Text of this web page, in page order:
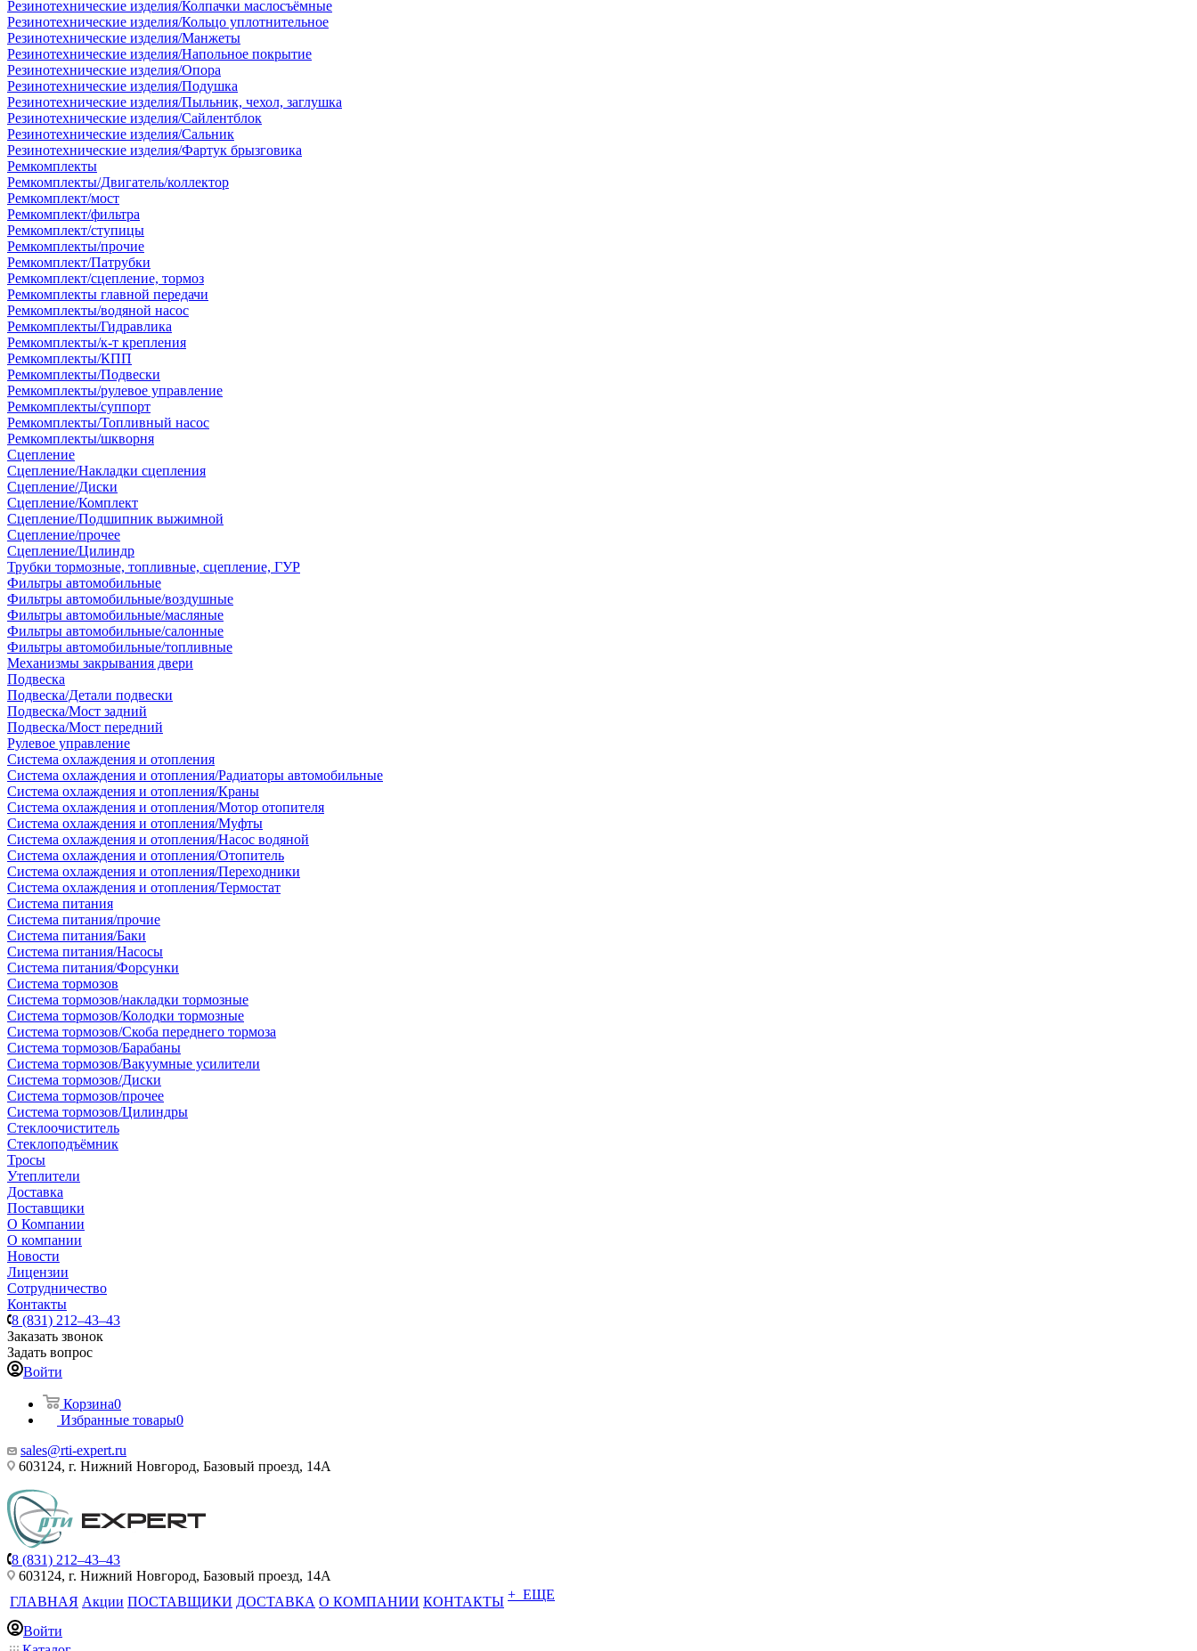
Резинотехнические изделия/Колпачки маслосъёмные
Резинотехнические изделия/Кольцо уплотнительное
Резинотехнические изделия/Манжеты
Резинотехнические изделия/Напольное покрытие
Резинотехнические изделия/Опора
Резинотехнические изделия/Подушка
Резинотехнические изделия/Пыльник, чехол, заглушка
Резинотехнические изделия/Сайлентблок
Резинотехнические изделия/Сальник
Резинотехнические изделия/Фартук брызговика
Ремкомплекты
Ремкомплекты/Двигатель/коллектор
Ремкомплект/мост
Ремкомплект/фильтра
Ремкомплект/ступицы
Ремкомплекты/прочие
Ремкомплект/Патрубки
Ремкомплект/сцепление, тормоз
Ремкомплекты главной передачи
Ремкомплекты/водяной насос
Ремкомплекты/Гидравлика
Ремкомплекты/к-т крепления
Ремкомплекты/КПП
Ремкомплекты/Подвески
Ремкомплекты/рулевое управление
Ремкомплекты/суппорт
Ремкомплекты/Топливный насос
Ремкомплекты/шкворня
Сцепление
Сцепление/Накладки сцепления
Сцепление/Диски
Сцепление/Комплект
Сцепление/Подшипник выжимной
Сцепление/прочее
Сцепление/Цилиндр
Трубки тормозные, топливные, сцепление, ГУР
Фильтры автомобильные
Фильтры автомобильные/воздушные
Фильтры автомобильные/масляные
Фильтры автомобильные/салонные
Фильтры автомобильные/топливные
Механизмы закрывания двери
Подвеска
Подвеска/Детали подвески
Подвеска/Мост задний
Подвеска/Мост передний
Рулевое управление
Система охлаждения и отопления
Система охлаждения и отопления/Радиаторы автомобильные
Система охлаждения и отопления/Краны
Система охлаждения и отопления/Мотор отопителя
Система охлаждения и отопления/Муфты
Система охлаждения и отопления/Насос водяной
Система охлаждения и отопления/Отопитель
Система охлаждения и отопления/Переходники
Система охлаждения и отопления/Термостат
Система питания
Система питания/прочие
Система питания/Баки
Система питания/Насосы
Система питания/Форсунки
Система тормозов
Система тормозов/накладки тормозные
Система тормозов/Колодки тормозные
Система тормозов/Скоба переднего тормоза
Система тормозов/Барабаны
Система тормозов/Вакуумные усилители
Система тормозов/Диски
Система тормозов/прочее
Система тормозов/Цилиндры
Стеклоочиститель
Стеклоподъёмник
Тросы
Утеплители
Доставка
Поставщики
О Компании
О компании
Новости
Лицензии
Сотрудничество
Контакты
8 (831) 212–43–43
Заказать звонок
Задать вопрос
Войти
Корзина0
Избранные товары0
sales@rti-expert.ru
603124, г. Нижний Новгород, Базовый проезд, 14А
8 (831) 212–43–43
603124, г. Нижний Новгород, Базовый проезд, 14А
ГЛАВНАЯ Акции ПОСТАВЩИКИ ДОСТАВКА О КОМПАНИИ КОНТАКТЫ + ЕЩЕ
Войти